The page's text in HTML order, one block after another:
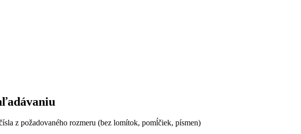
z požadovaného rozmeru (bez lomítok, pomĺčiek, písmen)